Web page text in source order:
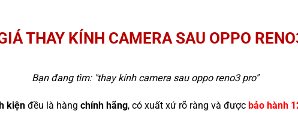
THAY KÍNH CAMERA SAU OPPO
Bạn đang tìm: "thay kính camera sau oppo reno3 pro"
kiệnđều là hàng chính hãng, có xuất xứ rõ ràng và được bảo hành